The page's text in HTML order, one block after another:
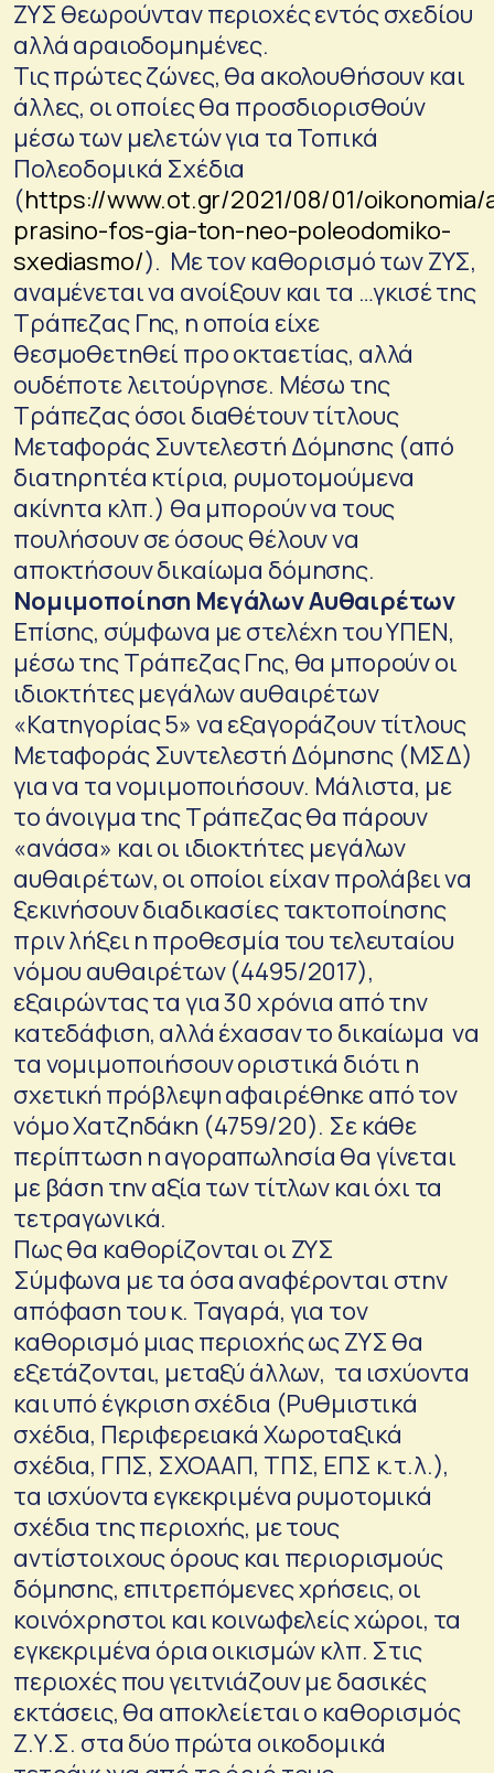
ΖΥΣ θεωρούνταν περιοχές εντός σχεδίου
αλλά αραιοδομημένες.
Τις πρώτες ζώνες, θα ακολουθήσουν και
άλλες, οι οποίες θα προσδιορισθούν
μέσω των μελετών για τα Τοπικά
Πολεοδομικά Σχέδια
(https://www.ot.gr/2021/08/01/oikonomia/
prasino-fos-gia-ton-neo-poleodomiko-
sxediasmo/). Με τον καθορισμό των ΖΥΣ,
αναμένεται να ανοίξουν και τα …γκισέ της
Τράπεζας Γης, η οποία είχε
θεσμοθετηθεί προ οκταετίας, αλλά
ουδέποτε λειτούργησε. Μέσω της
Τράπεζας όσοι διαθέτουν τίτλους
Μεταφοράς Συντελεστή Δόμησης (από
διατηρητέα κτίρια, ρυμοτομούμενα
ακίνητα κλπ.) θα μπορούν να τους
πουλήσουν σε όσους θέλουν να
αποκτήσουν δικαίωμα δόμησης.
Νομιμοποίηση Μεγάλων Αυθαιρέτων
Επίσης, σύμφωνα με στελέχη του ΥΠΕΝ,
μέσω της Τράπεζας Γης, θα μπορούν οι
ιδιοκτήτες μεγάλων αυθαιρέτων
«Κατηγορίας 5» να εξαγοράζουν τίτλους
Μεταφοράς Συντελεστή Δόμησης (ΜΣΔ)
για να τα νομιμοποιήσουν. Μάλιστα, με
το άνοιγμα της Τράπεζας θα πάρουν
«ανάσα» και οι ιδιοκτήτες μεγάλων
αυθαιρέτων, οι οποίοι είχαν προλάβει να
ξεκινήσουν διαδικασίες τακτοποίησης
πριν λήξει η προθεσμία του τελευταίου
νόμου αυθαιρέτων (4495/2017),
εξαιρώντας τα για 30 χρόνια από την
κατεδάφιση, αλλά έχασαν το δικαίωμα να
τα νομιμοποιήσουν οριστικά διότι η
σχετική πρόβλεψη αφαιρέθηκε από τον
νόμο Χατζηδάκη (4759/20). Σε κάθε
περίπτωση η αγοραπωλησία θα γίνεται
με βάση την αξία των τίτλων και όχι τα
τετραγωνικά.
Πως θα καθορίζονται οι ΖΥΣ
Σύμφωνα με τα όσα αναφέρονται στην
απόφαση του κ. Ταγαρά, για τον
καθορισμό μιας περιοχής ως ΖΥΣ θα
εξετάζονται, μεταξύ άλλων, τα ισχύοντα
και υπό έγκριση σχέδια (Ρυθμιστικά
σχέδια, Περιφερειακά Χωροταξικά
σχέδια, ΓΠΣ, ΣΧΟΑΑΠ, ΤΠΣ, ΕΠΣ κ.τ.λ.),
τα ισχύοντα εγκεκριμένα ρυμοτομικά
σχέδια της περιοχής, με τους
αντίστοιχους όρους και περιορισμούς
δόμησης, επιτρεπόμενες χρήσεις, οι
κοινόχρηστοι και κοινωφελείς χώροι, τα
εγκεκριμένα όρια οικισμών κλπ. Στις
περιοχές που γειτνιάζουν με δασικές
εκτάσεις, θα αποκλείεται ο καθορισμός
Ζ.Υ.Σ. στα δύο πρώτα οικοδομικά